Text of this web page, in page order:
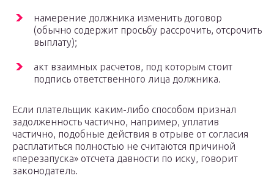
намерение должника изменить договор
(обычно содержит просьбу рассрочить, отсрочить
выплату);
акт взаимных расчетов, под которым стоит
подпись ответственного лица должника.
Если плательщик каким-либо способом признал
задолженность частично, например, уплатив
частично, подобные действия в отрыве от согласия
расплатиться полностью не считаются причиной
«перезапуска» отсчета давности по иску, говорит
законодатель.